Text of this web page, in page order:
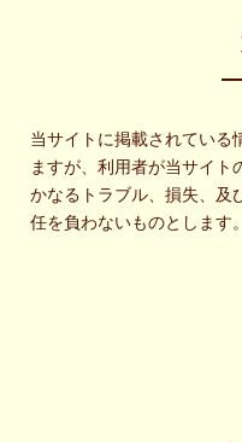
当サイトに掲載されている
ますが、利用者が当サイ
かなるトラブル、損失、及
任を負わないものとします。